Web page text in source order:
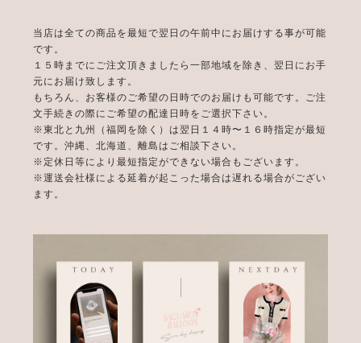
当店は全ての商品を最短で翌日の午前中にお届けする事が可能
です。
１５時までにご注文頂きましたら一部地域を除き、翌日にお手
元にお届け致します。
もちろん、お客様のご希望の日時でのお届けも可能です。ご注
文手続きの際にご希望の配達日時をご選択下さい。
※東北と九州（福岡を除く）は翌日１４時〜１６時指定が最短
です。沖縄、北海道、離島はご相談下さい。
※定休日等により最短指定ができない場合もございます。
※運送会社様による延着が起こった場合は遅れる場合がござい
ます。